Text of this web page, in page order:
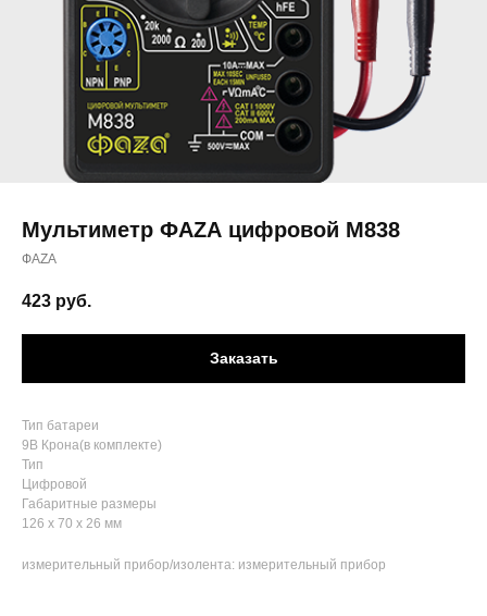
Мультиметр ФАZА цифровой M838
ФАZА
423 руб.
Заказать
Тип батареи
9В Крона(в комплекте)
Тип
Цифровой
Габаритные размеры
126 х 70 х 26 мм
измерительный прибор/изолента: измерительный прибор